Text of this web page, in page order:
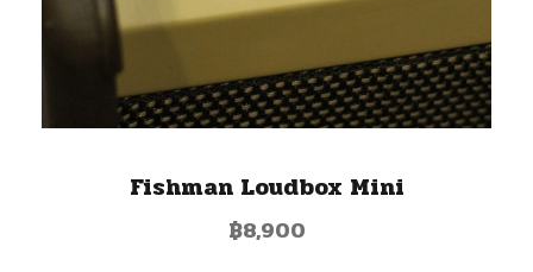
Fishman Loudbox Mini
฿8,900